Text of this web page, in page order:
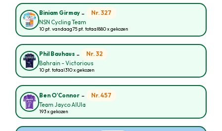
Biniam Girmay - Nr. 327
NSN Cycling Team
10 pt. vandaag75 pt. totaal880 x gekozen
Phil Bauhaus - Nr. 32
Bahrain - Victorious
10 pt. totaal310 x gekozen
Ben O’Connor - Nr. 457
Team Jayco AlUla
193 x gekozen